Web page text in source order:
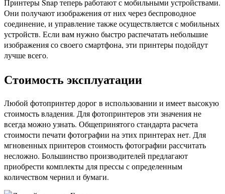
Они получают изображения от них через беспроводное
соединение, и управление также осуществляется с мобильных
устройств. Если вам нужно быстро распечатать небольшие
изображения со своего смартфона, эти принтеры подойдут
лучше всего.
Стоимость эксплуатации
Любой фотопринтер дорог в использовании и имеет высокую
стоимость владения. Для фотопринтеров эти значения не
всегда можно узнать. Общепринятого стандарта расчета
стоимости печати фотографии на этих принтерах нет. Для
мгновенных принтеров стоимость фотографии рассчитать
несложно. Большинство производителей предлагают
приобрести комплекты для прессы с определенным
количеством чернил и бумаги.